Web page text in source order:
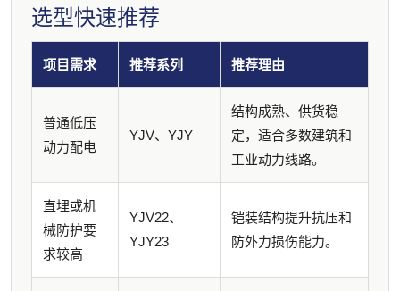
选型快速推荐
项目需求 推荐系列 推荐理由
普通低压
动力配电
YJV、YJY
结构成熟、供货稳
定，适合多数建筑和
工业动力线路。
直埋或机
械防护要
求较高
YJV22、
YJY23
铠装结构提升抗压和
防外力损伤能力。